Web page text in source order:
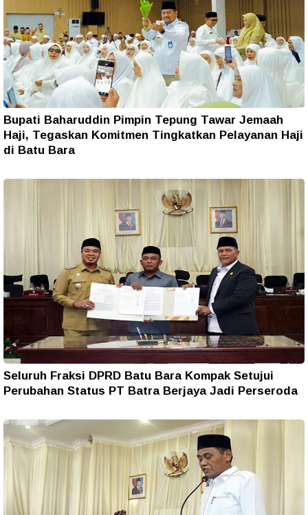
Bupati Baharuddin Pimpin Tepung Tawar Jemaah
Haji, Tegaskan Komitmen Tingkatkan Pelayanan Haji
di Batu Bara
Seluruh Fraksi DPRD Batu Bara Kompak Setujui
Perubahan Status PT Batra Berjaya Jadi Perseroda